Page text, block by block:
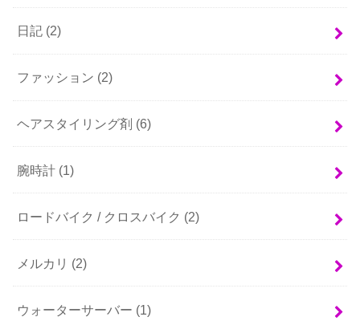
日記 (2)
ファッション (2)
ヘアスタイリング剤 (6)
腕時計 (1)
ロードバイク / クロスバイク (2)
メルカリ (2)
ウォーターサーバー (1)